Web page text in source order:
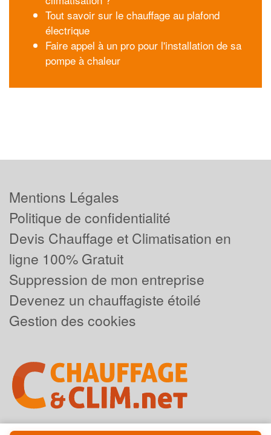
Tout savoir sur le chauffage au plafond
électrique
Faire appel à un pro pour l'installation de sa
pompe à chaleur
Mentions Légales
Politique de confidentialité
Devis Chauffage et Climatisation en
ligne 100% Gratuit
Suppression de mon entreprise
Devenez un chauffagiste étoilé
Gestion des cookies